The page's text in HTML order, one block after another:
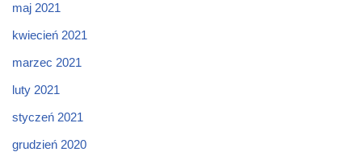
maj 2021
kwiecień 2021
marzec 2021
luty 2021
styczeń 2021
grudzień 2020